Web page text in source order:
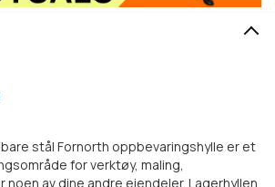
stål Fornorth oppbevaringshylle er et
for verktøy, maling,
av dine andre eiendeler. Lagerhyllen